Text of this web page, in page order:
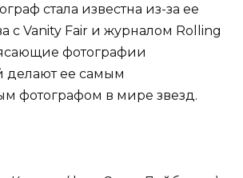
стала известна из-за ее
с Vanity Fair и журналом Rolling
фотографии
делают ее самым
фотографом в мире звезд.